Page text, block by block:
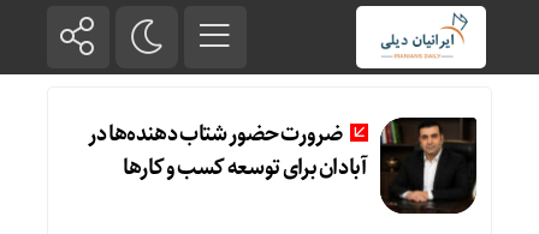
ضرورت حضور شتاب ‌دهنده‌ها در
آبادان برای توسعه کسب‌ و کارها